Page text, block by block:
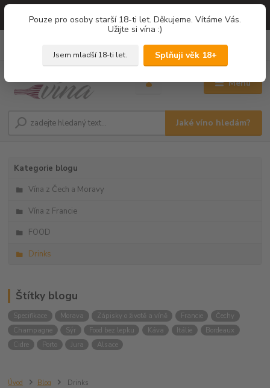
===
Pouze pro osoby starší 18-ti let. Děkujeme. Vítáme Vás.
Užijte si vína :)
Jsem mladší 18-ti let. Splňuji věk 18+
Menu
Jaké víno hledám?
0,00 Kč
Kategorie blogu
Vína z Čech a Moravy
Vína z Francie
FOOD
Drinks
Štítky blogu
Specifikace Morava Zápisky o životě a víně Francie
Čechy
Champagne
Sýr Food bez lepku Káva Itálie
Bordeaux
Cidre
Porto Jura Alsace
Úvod Blog Drinks